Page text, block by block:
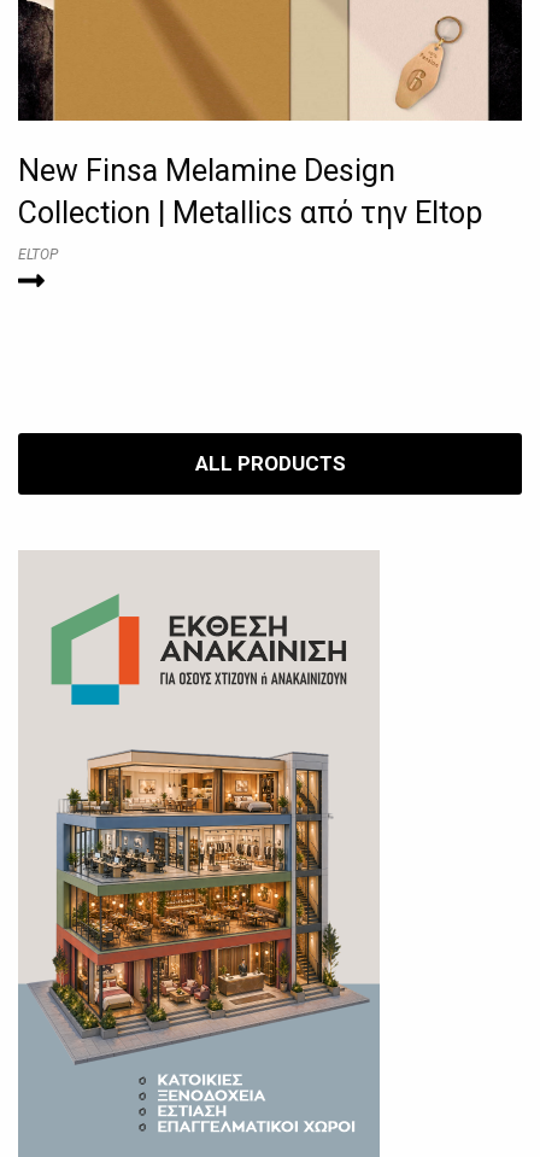
New Finsa Melamine Design
Collection | Metallics από την Eltop
ELTOP
ALL PRODUCTS